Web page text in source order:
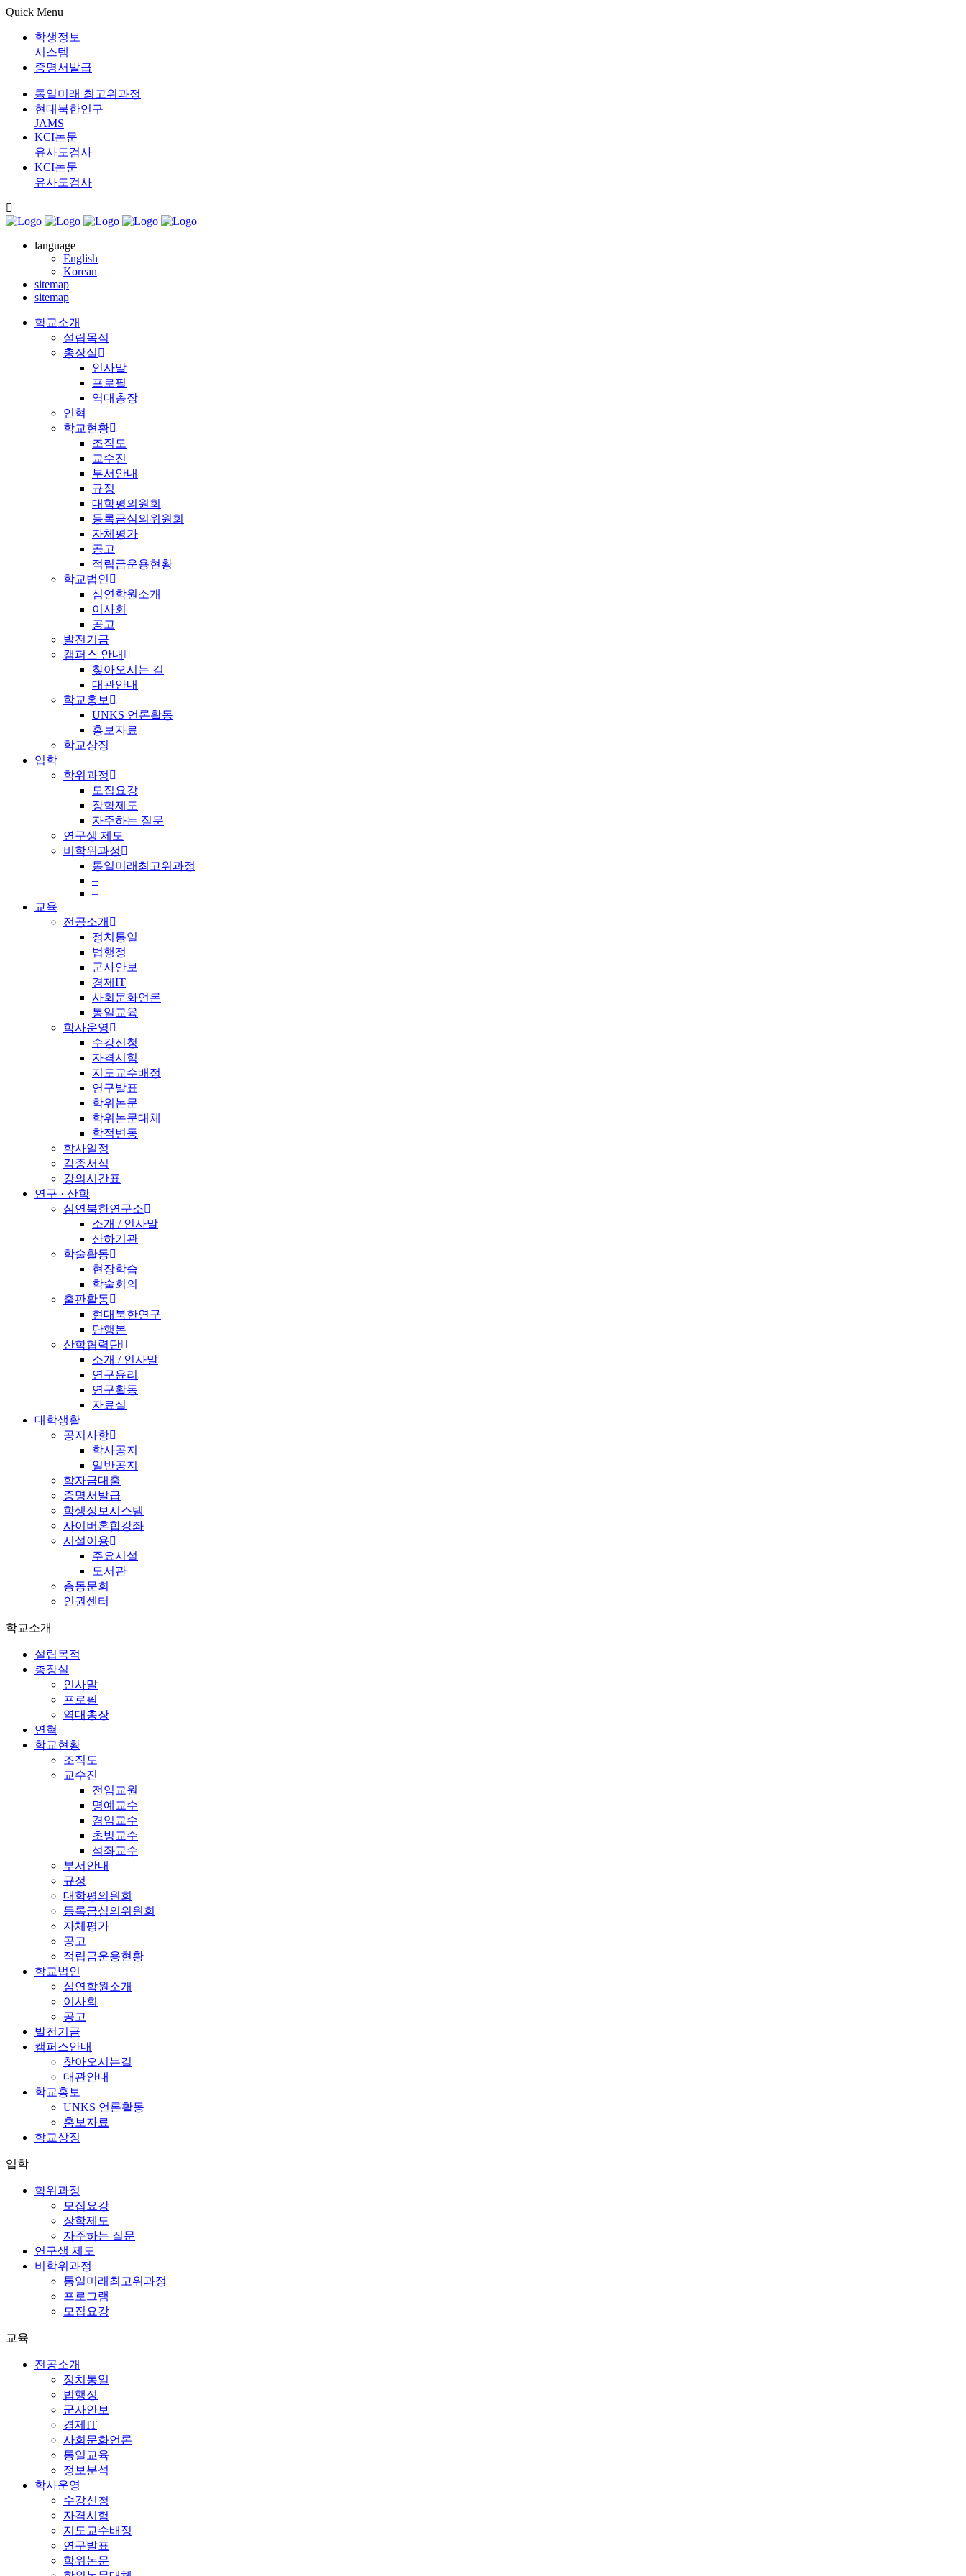
Quick Menu
학생정보
시스템
증명서발급
통일미래 최고위과정
현대북한연구
JAMS
KCI논문
유사도검사
KCI논문
유사도검사
language
English
Korean
sitemap
sitemap
학교소개
설립목적
총장실
인사말
프로필
역대총장
연혁
학교현황
조직도
교수진
부서안내
규정
대학평의원회
등록금심의위원회
자체평가
공고
적립금운용현황
학교법인
심연학원소개
이사회
공고
발전기금
캠퍼스 안내
찾아오시는 길
대관안내
학교홍보
UNKS 언론활동
홍보자료
학교상징
입학
학위과정
모집요강
장학제도
자주하는 질문
연구생 제도
비학위과정
통일미래최고위과정
–
–
교육
전공소개
정치통일
법행정
군사안보
경제IT
사회문화언론
통일교육
학사운영
수강신청
자격시험
지도교수배정
연구발표
학위논문
학위논문대체
학적변동
학사일정
각종서식
강의시간표
연구 · 산학
심연북한연구소
소개 / 인사말
산하기관
학술활동
현장학습
학술회의
출판활동
현대북한연구
단행본
산학협력단
소개 / 인사말
연구윤리
연구활동
자료실
대학생활
공지사항
학사공지
일반공지
학자금대출
증명서발급
학생정보시스템
사이버혼합강좌
시설이용
주요시설
도서관
총동문회
인권센터
학교소개
설립목적
총장실
인사말
프로필
역대총장
연혁
학교현황
조직도
교수진
전임교원
명예교수
겸임교수
초빙교수
석좌교수
부서안내
규정
대학평의원회
등록금심의위원회
자체평가
공고
적립금운용현황
학교법인
심연학원소개
이사회
공고
발전기금
캠퍼스안내
찾아오시는길
대관안내
학교홍보
UNKS 언론활동
홍보자료
학교상징
입학
학위과정
모집요강
장학제도
자주하는 질문
연구생 제도
비학위과정
통일미래최고위과정
프로그램
모집요강
교육
전공소개
정치통일
법행정
군사안보
경제IT
사회문화언론
통일교육
정보분석
학사운영
수강신청
자격시험
지도교수배정
연구발표
학위논문